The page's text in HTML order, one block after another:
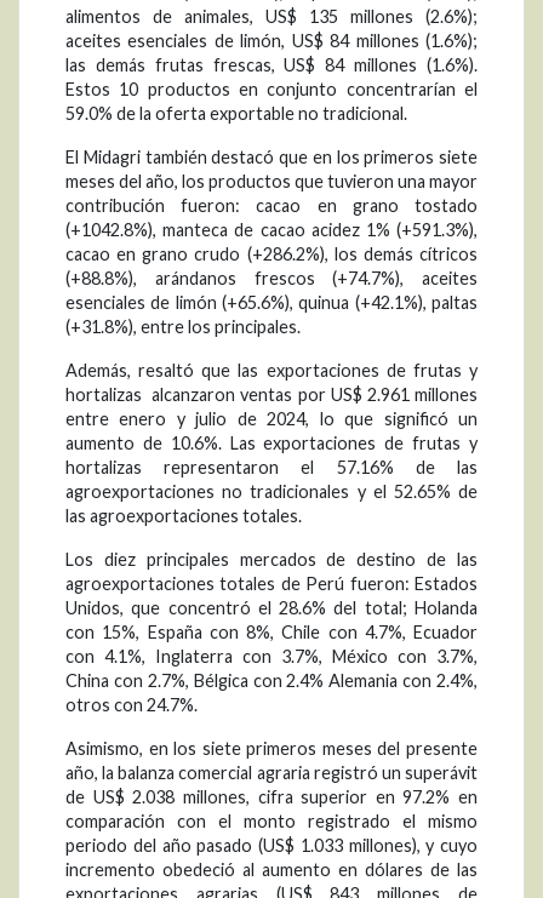
alimentos de animales, US$ 135 millones (2.6%);
aceites esenciales de limón, US$ 84 millones (1.6%);
las demás frutas frescas, US$ 84 millones (1.6%).
Estos 10 productos en conjunto concentrarían el
59.0% de la oferta exportable no tradicional.
El Midagri también destacó que en los primeros siete
meses del año, los productos que tuvieron una mayor
contribución fueron: cacao en grano tostado
(+1042.8%), manteca de cacao acidez 1% (+591.3%),
cacao en grano crudo (+286.2%), los demás cítricos
(+88.8%), arándanos frescos (+74.7%), aceites
esenciales de limón (+65.6%), quinua (+42.1%), paltas
(+31.8%), entre los principales.
Además, resaltó que las exportaciones de frutas y
hortalizas alcanzaron ventas por US$ 2.961 millones
entre enero y julio de 2024, lo que significó un
aumento de 10.6%. Las exportaciones de frutas y
hortalizas representaron el 57.16% de las
agroexportaciones no tradicionales y el 52.65% de
las agroexportaciones totales.
Los diez principales mercados de destino de las
agroexportaciones totales de Perú fueron: Estados
Unidos, que concentró el 28.6% del total; Holanda
con 15%, España con 8%, Chile con 4.7%, Ecuador
con 4.1%, Inglaterra con 3.7%, México con 3.7%,
China con 2.7%, Bélgica con 2.4% Alemania con 2.4%,
otros con 24.7%.
Asimismo, en los siete primeros meses del presente
año, la balanza comercial agraria registró un superávit
de US$ 2.038 millones, cifra superior en 97.2% en
comparación con el monto registrado el mismo
periodo del año pasado (US$ 1.033 millones), y cuyo
incremento obedeció al aumento en dólares de las